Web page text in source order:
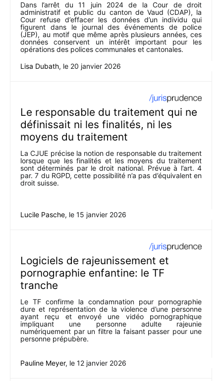
Dans l’arrêt du 11 juin 2024 de la Cour de droit
administratif et public du canton de Vaud (CDAP), la
Cour refuse d’effacer les données d’un individu qui
figurent dans le journal des événements de police
(JEP), au motif que même après plusieurs années, ces
données conservent un intérêt important pour les
opérations des polices communales et cantonales.
Lisa Dubath, le 20 janvier 2026
Le responsable du traitement qui ne
définissait ni les finalités, ni les
moyens du traitement
La CJUE précise la notion de responsable du traitement
lorsque que les finalités et les moyens du traitement
sont déterminés par le droit national. Prévue à l’art. 4
par. 7 du RGPD, cette possibilité n’a pas d’équivalent en
droit suisse.
Lucile Pasche, le 15 janvier 2026
Logiciels de rajeunissement et
pornographie enfantine: le TF
tranche
Le TF confirme la condamnation pour pornographie
dure et représentation de la violence d’une personne
ayant reçu et envoyé une vidéo pornographique
impliquant une personne adulte rajeunie
numériquement par un filtre la faisant passer pour une
personne prépubère.
Pauline Meyer, le 12 janvier 2026